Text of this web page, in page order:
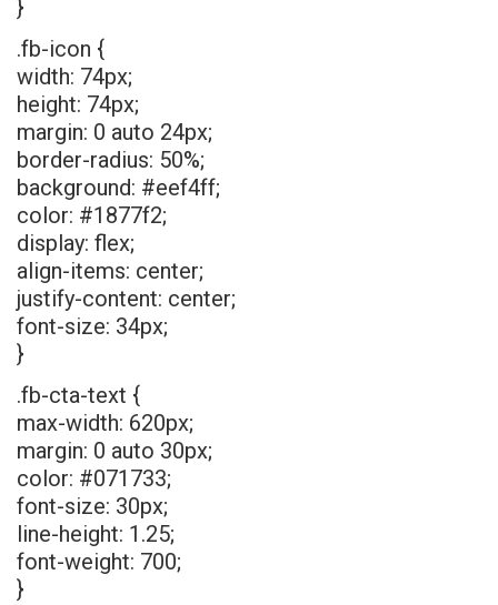
}
.fb-icon {
width: 74px;
height: 74px;
margin: 0 auto 24px;
border-radius: 50%;
background: #eef4ff;
color: #1877f2;
display: flex;
align-items: center;
justify-content: center;
font-size: 34px;
}
.fb-cta-text {
max-width: 620px;
margin: 0 auto 30px;
color: #071733;
font-size: 30px;
line-height: 1.25;
font-weight: 700;
}